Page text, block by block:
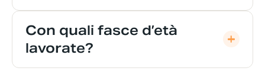
Con quali fasce d’età
lavorate?